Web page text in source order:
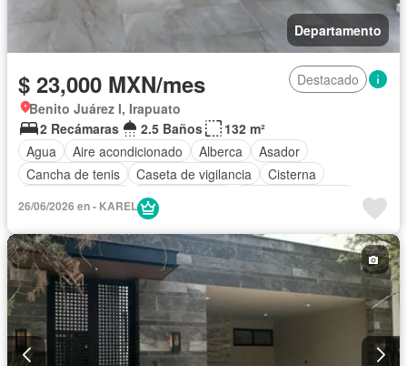
Departamento
$ 23,000 MXN/mes
Destacado
Benito Juárez I, Irapuato
2 Recámaras
2.5 Baños
132 m²
Agua
Aire acondicionado Alberca
Asador
Cancha de tenis
Caseta de vigilancia
Cisterna
Cocina integral
Elevador
Internet
Recámara con closet Azotea
Seguridad
Terraza
Vista panorámica Wifi
Permite mascotas
Permite niños
26/06/2026 en - KAREL